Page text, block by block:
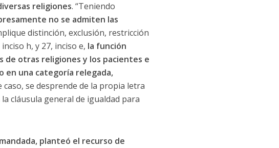
religiones. “Teniendo
no se admiten las
distinción, exclusión, restricción
h, y 27, inciso e, la función
de otras religiones y los pacientes e
en una categoría relegada,
caso, se desprende de la propia letra
cláusula general de igualdad para
planteó el recurso de